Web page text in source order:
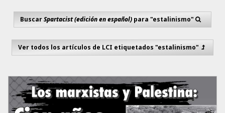
BuscarSpartacist (edición en español)para "estalinismo"
Ver todos los artículos de LCI etiquetados "estalinismo"